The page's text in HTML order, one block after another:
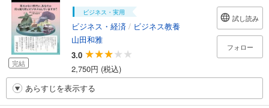
完結
ビジネス・実用
ビジネス・経済 / ビジネス教養
山田和雅
3.0
2,750円 (税込)
試し読み
フォロー
あらすじを表示する